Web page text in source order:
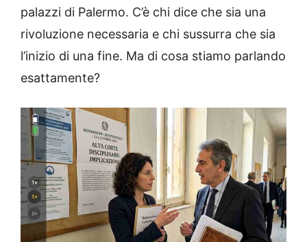
palazzi di Palermo. C’è chi dice che sia una
rivoluzione necessaria e chi sussurra che sia
l’inizio di una fine. Ma di cosa stiamo parlando
esattamente?